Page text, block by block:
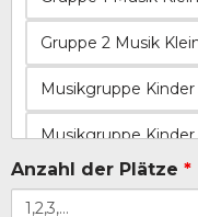
Anzahl der Plätze *